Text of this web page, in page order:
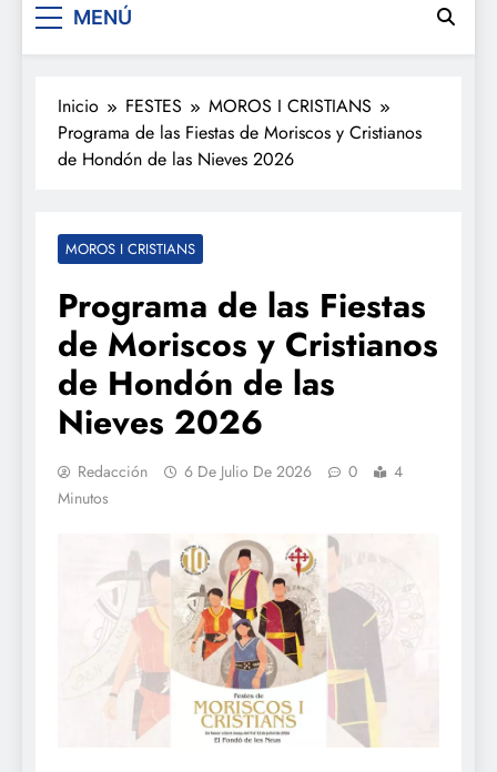
MENÚ
Inicio FESTES
MOROS I CRISTIANS
Programa de las Fiestas de Moriscos y Cristianos
de Hondón de las Nieves 2026
MOROS I CRISTIANS
Programa de las Fiestas
de Moriscos y Cristianos
de Hondón de las
Nieves 2026
Redacción 6 De Julio De 2026 0
4
Minutos